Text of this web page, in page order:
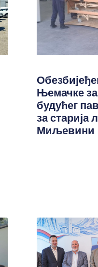
Њемачке
будућег
за старија
Миљевини